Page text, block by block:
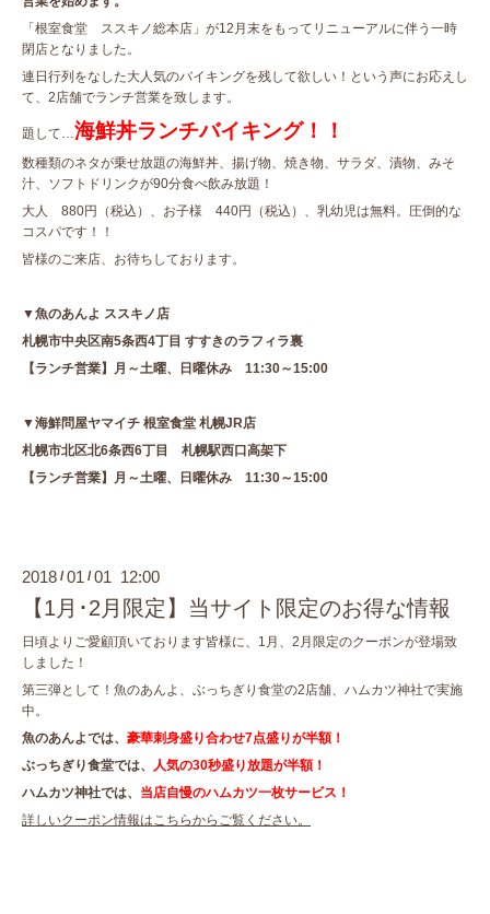
「根室食堂 ススキノ総本店」が12月末をもってリニューアルに伴う一時
閉店となりました。
連日行列をなした大人気のバイキングを残して欲しい！という声にお応えし
て、2店舗でランチ営業を致します。
題して… 海鮮丼ランチバイキング！！
数種類のネタが乗せ放題の海鮮丼、揚げ物、焼き物、サラダ、漬物、みそ
汁、ソフトドリンクが90分食べ飲み放題！
大人 880円（税込）、お子様 440円（税込）、乳幼児は無料。圧倒的な
コスパです！！
皆様のご来店、お待ちしております。
▼魚のあんよ ススキノ店
札幌市中央区南5条西4丁目 すすきのラフィラ裏
【ランチ営業】月～土曜、日曜休み 11:30～15:00
▼海鮮問屋ヤマイチ 根室食堂 札幌JR店
札幌市北区北6条西6丁目 札幌駅西口高架下
【ランチ営業】月～土曜、日曜休み 11:30～15:00
2018 /01 /01 12:00
【1月･2月限定】当サイト限定のお得な情報
日頃よりご愛顧頂いております皆様に、1月、2月限定のクーポンが登場致
しました！
第三弾として！魚のあんよ、ぶっちぎり食堂の2店舗、ハムカツ神社で実施
中。
魚のあんよでは、 豪華刺身盛り合わせ7点盛りが半額！
ぶっちぎり食堂では、
人気の30秒盛り放題が半額！
ハムカツ神社では、 当店自慢のハムカツ一枚サービス！
詳しいクーポン情報はこちらからご覧ください。